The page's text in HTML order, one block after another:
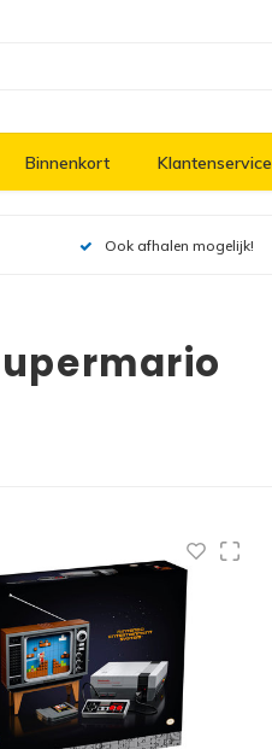
Binnenkort Klantenservice
Ook afhalen mogelijk!